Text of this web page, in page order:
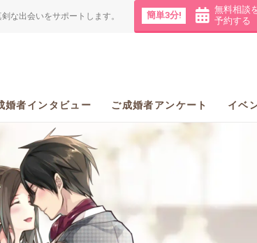
な出会いをサポートします。 簡単3分!
無料相談
予約する
婚者インタビュー ご成婚者アンケート イベ